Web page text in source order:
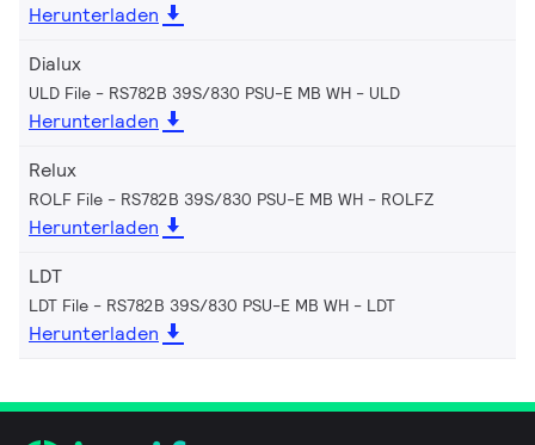
Herunterladen
Dialux
ULD File - RS782B 39S/830 PSU-E MB WH ULD
Herunterladen
Relux
ROLF File - RS782B 39S/830 PSU-E MB WH ROLFZ
Herunterladen
LDT
LDT File - RS782B 39S/830 PSU-E MB WH LDT
Herunterladen